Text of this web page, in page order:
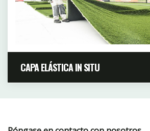
CAPA ELÁSTICA IN SITU